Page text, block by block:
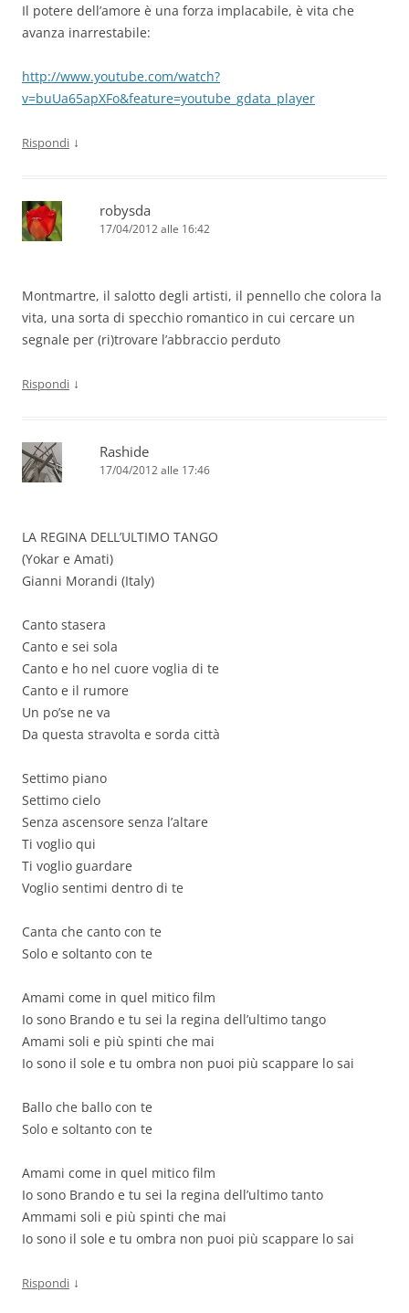
Il potere dell’amore è una forza implacabile, è vita che
avanza inarrestabile:
http://www.youtube.com/watch?
v=buUa65apXFo&feature=youtube_gdata_player
Rispondi ↓
robysda
17/04/2012 alle 16:42
Montmartre, il salotto degli artisti, il pennello che colora la
vita, una sorta di specchio romantico in cui cercare un
segnale per (ri)trovare l’abbraccio perduto
Rispondi ↓
Rashide
17/04/2012 alle 17:46
LA REGINA DELL’ULTIMO TANGO
(Yokar e Amati)
Gianni Morandi (Italy)
Canto stasera
Canto e sei sola
Canto e ho nel cuore voglia di te
Canto e il rumore
Un po’se ne va
Da questa stravolta e sorda città
Settimo piano
Settimo cielo
Senza ascensore senza l’altare
Ti voglio qui
Ti voglio guardare
Voglio sentimi dentro di te
Canta che canto con te
Solo e soltanto con te
Amami come in quel mitico film
Io sono Brando e tu sei la regina dell’ultimo tango
Amami soli e più spinti che mai
Io sono il sole e tu ombra non puoi più scappare lo sai
Ballo che ballo con te
Solo e soltanto con te
Amami come in quel mitico film
Io sono Brando e tu sei la regina dell’ultimo tanto
Ammami soli e più spinti che mai
Io sono il sole e tu ombra non puoi più scappare lo sai
Rispondi ↓